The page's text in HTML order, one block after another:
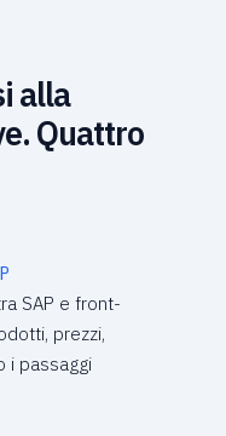
alla
Quattro
SAP e front-
prezzi,
i passaggi